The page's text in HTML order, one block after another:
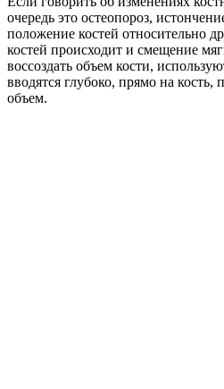
очередь это остеопороз,
положение костей относительно
костей происходит и смещение
воссоздать объем кости,
вводятся глубоко, прямо на кость,
объем.